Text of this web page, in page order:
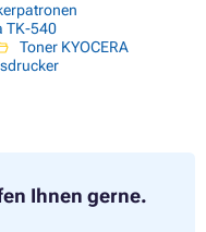
TK-540
Toner KYOCERA
Ihnen gerne.